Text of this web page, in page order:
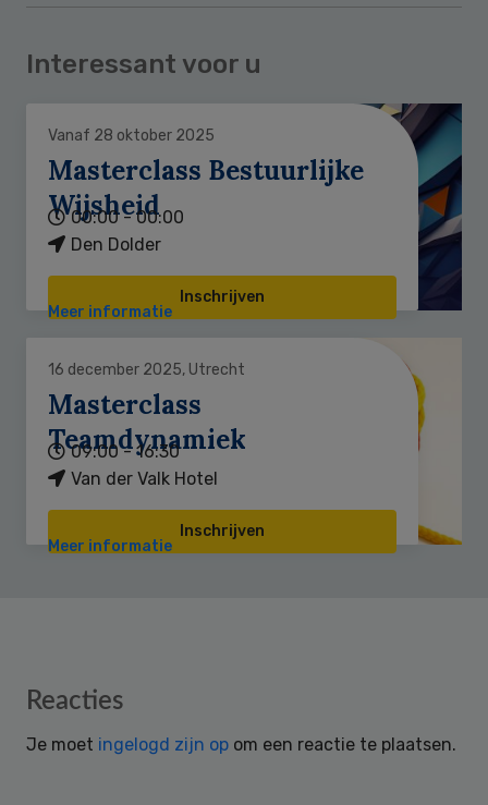
Interessant voor u
Vanaf 28 oktober 2025
Masterclass Bestuurlijke
Wijsheid
00:00 - 00:00
Den Dolder
Inschrijven
Meer informatie
16 december 2025, Utrecht
Masterclass
Teamdynamiek
09:00 - 16:30
Van der Valk Hotel
Inschrijven
Meer informatie
Reader
Reacties
Je moet ingelogd zijn op om een reactie te plaatsen.